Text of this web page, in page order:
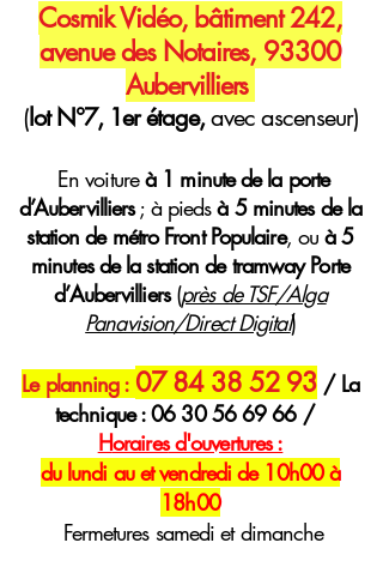
Cosmik Vidéo, bâtiment 242,
avenue des Notaires, 93300
Aubervilliers
(lot N°7, 1er étage,avec ascenseur)
En voitureà 1 minute de la porte
d’Aubervilliers; à piedsà 5 minutes de la
station de métro Front Populaire, ouà 5
minutes de la station de tramway Porte
d’Aubervilliers(près de TSF/Alga
Panavision/Direct Digital)
Le planning : 07 84 38 52 93 / La
technique :06 30 56 69 66/
Horairesd'ouvertures :
du lundi au et vendredi de 10h00 à
18h00
Fermetures samedi et dimanche